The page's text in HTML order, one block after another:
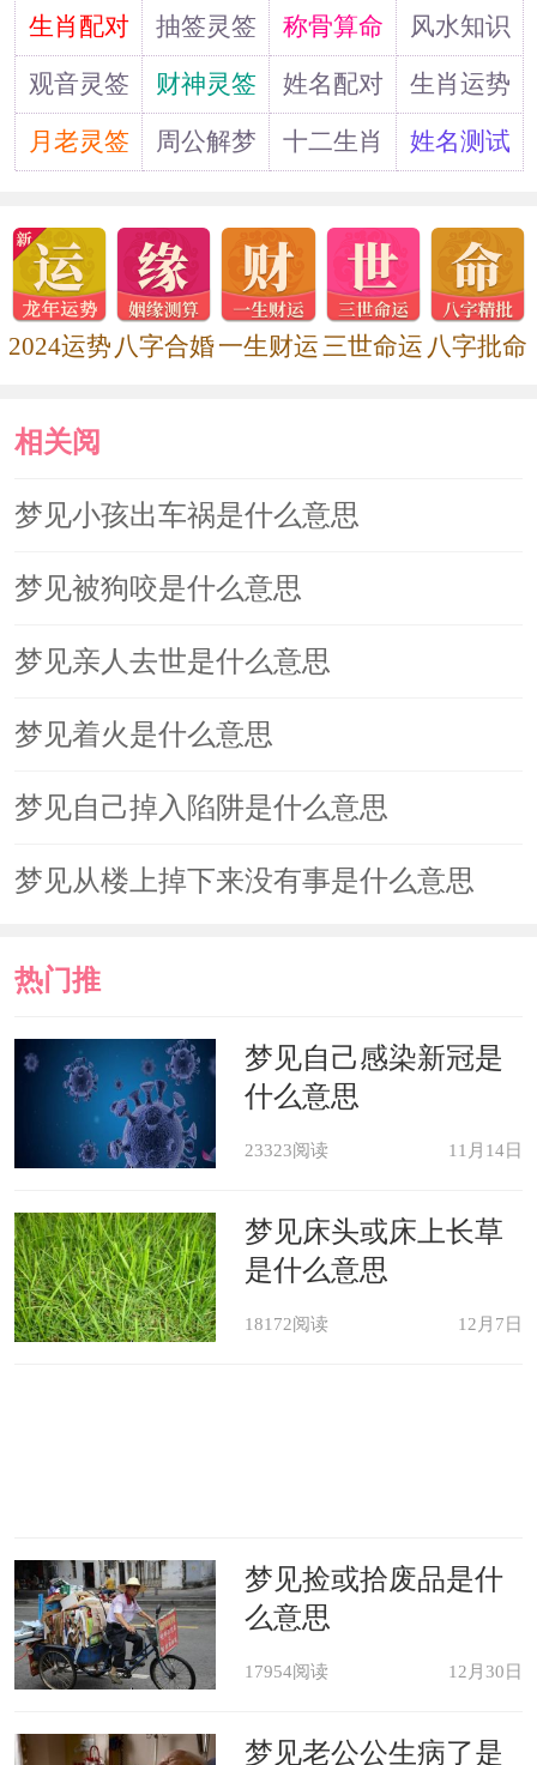
梦见顺着雪地上的脚印走，追随有
名望的人物或从事整理伟人的丰功伟绩
的事业。
梦见深雪中迷路，股市暗示股价将
低软一段时期。
道生肖配对 抽签灵签 称骨算命
风水知识
观音灵签
财神灵签 姓名配对
生肖运势
月老灵签
周公解梦 十二生肖 姓名测试
2024运势 八字合婚一生财运三世命运 八字批命
相关阅
读
梦见小孩出车祸是什么意思
梦见被狗咬是什么意思
梦见亲人去世是什么意思
梦见着火是什么意思
梦见自己掉入陷阱是什么意思
梦见从楼上掉下来没有事是什么意思
热门推
荐
梦见自己感染新冠是
什么意思
23323阅读 11月14日
梦见床头或床上长草
是什么意思
18172阅读 12月7日
梦见捡或拾废品是什
么意思
17954阅读 12月30日
梦见老公公生病了是